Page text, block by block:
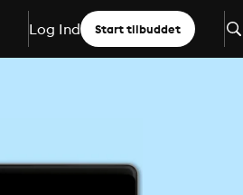
Log Ind Start tilbuddet